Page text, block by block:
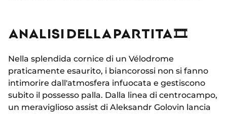
ANALISI DELLA PARTITA 🎞
Nella splendida cornice di un Vélodrome
praticamente esaurito, i biancorossi non si fanno
intimorire dall'atmosfera infuocata e gestiscono
subito il possesso palla. Dalla linea di centrocampo,
un meraviglioso assist di Aleksandr Golovin lancia